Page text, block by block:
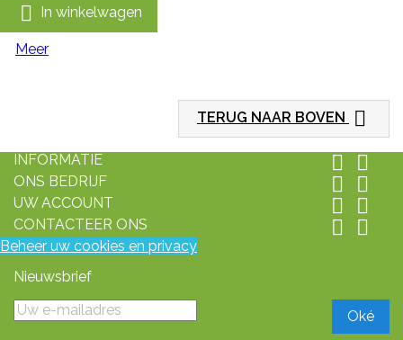
 In winkelwagen
Meer
TERUG NAAR BOVEN 
INFORMATIE  
ONS BEDRIJF  
UW ACCOUNT  
CONTACTEER ONS  
Beheer uw cookies en privacy
Nieuwsbrief